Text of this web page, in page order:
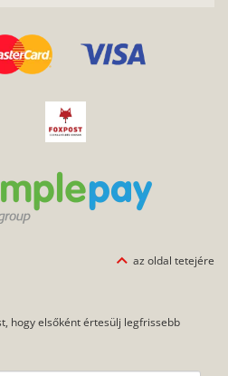
hogy elsőként értesülj legfrissebb